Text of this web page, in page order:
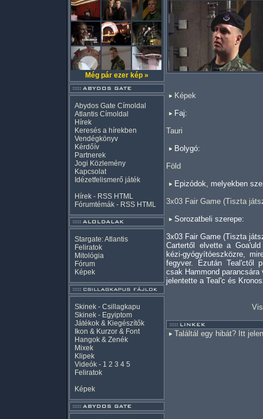
Még pár ezer kép »
Abydos Gate Címoldal
Atlantis Címoldal
Hírek
Keresés a hírekben
Vendégkönyv
Kérdőív
Partnerek
Jogi Közlemény
Kapcsolat
Idézetfelismerő játék
Hírek - RSS HTML
Fórumtémák - RSS HTML
Stargate: Atlantis
Feliratok
Mitológia
Fórum
Képek
Skinek - Csillagkapu
Skinek - Egyiptom
Játékok & Kiegészítők
Ikon & Kurzor & Font
Hangok & Zenék
Mixek
Klipek
Videók - 1 2 3 4 5
Feliratok
Képek
Képek
Faj:
Tauri
Bolygó:
Föld
Epizódok, melyekben
3x03 Fair Game (Tiszta
Sorozatbeli szerepe:
3x03 Fair Game (Tiszta
Cartertől elvette a
kézi-gyógyítóeszközre,
fegyver. Ezután Teal'ctől
csak Hammond
jelentette a Teal'c és
Találtál egy hibát? Itt